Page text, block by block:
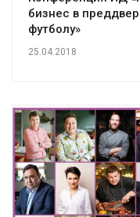
бизнес в
футболу»
25.04.2018